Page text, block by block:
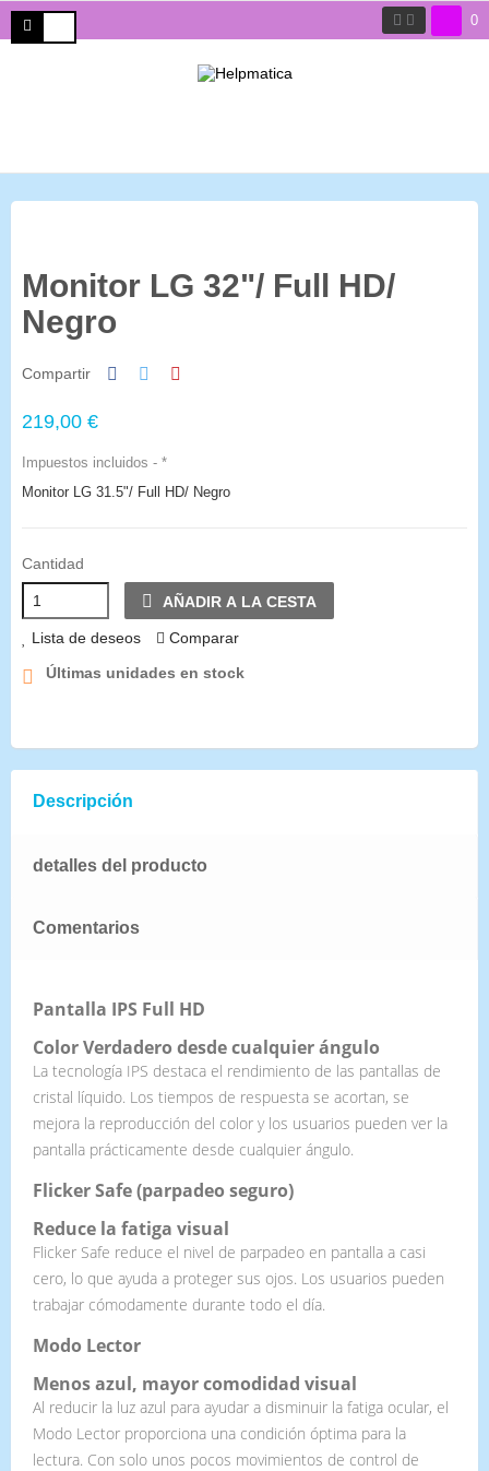
0
Monitor LG 32"/ Full HD/
Negro
Compartir
219,00 €
Impuestos incluidos
*
Monitor LG 31.5"/ Full HD/ Negro
Cantidad
AÑADIR A LA CESTA
Lista de deseos
Comparar
Últimas unidades en stock
Descripción
detalles del producto
Comentarios
Pantalla IPS Full HD
Color Verdadero desde cualquier ángulo
La tecnología IPS destaca el rendimiento de las pantallas de
cristal líquido. Los tiempos de respuesta se acortan, se
mejora la reproducción del color y los usuarios pueden ver la
pantalla prácticamente desde cualquier ángulo.
Flicker Safe (parpadeo seguro)
Reduce la fatiga visual
Flicker Safe reduce el nivel de parpadeo en pantalla a casi
cero, lo que ayuda a proteger sus ojos. Los usuarios pueden
trabajar cómodamente durante todo el día.
Modo Lector
Menos azul, mayor comodidad visual
Al reducir la luz azul para ayudar a disminuir la fatiga ocular, el
Modo Lector proporciona una condición óptima para la
lectura. Con solo unos pocos movimientos de control de